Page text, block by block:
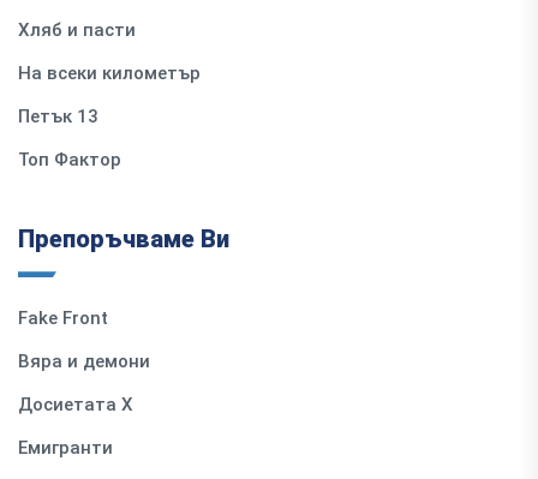
Хляб и пасти
На всеки километър
Петък 13
Топ Фактор
Препоръчваме Ви
Fake Front
Вяра и демони
Досиетата Х
Емигранти